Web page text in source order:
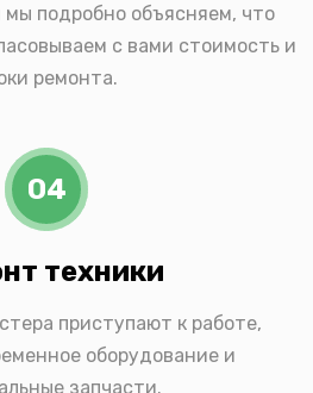
мы подробно объясняем, что
с вами стоимость и
ремонта.
04
техники
приступают к работе,
оборудование и
запчасти.